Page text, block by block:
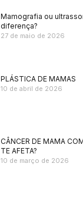
Mamografia ou
diferença?
27 de maio de 2026
PLÁSTICA DE MAMAS
10 de abril de 2026
CÂNCER DE MAMA
TE AFETA?
10 de março de 2026